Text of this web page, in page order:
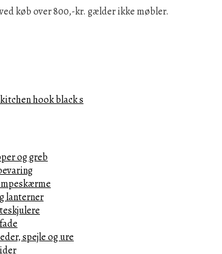
køb over 800,-kr. gælder ikke møbler.
og greb
lanterner
spejle og ure